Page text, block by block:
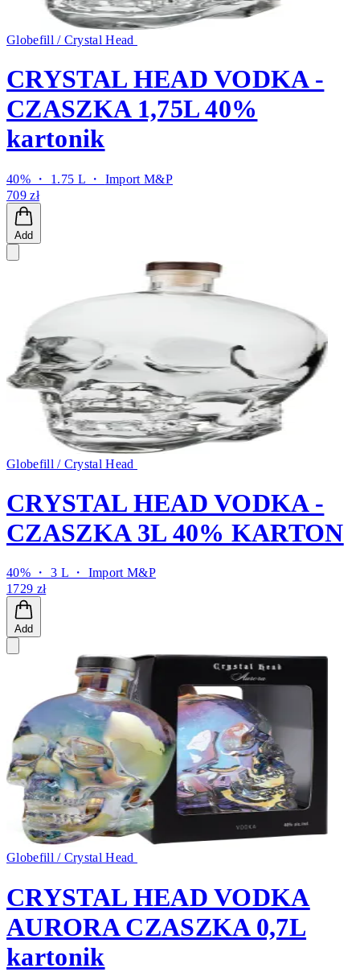
Globefill / Crystal Head
CRYSTAL HEAD VODKA -
CZASZKA 1,75L 40%
kartonik
40% ・ 1.75 L ・ Import M&P
709 zł
Add
Globefill / Crystal Head
CRYSTAL HEAD VODKA -
CZASZKA 3L 40% KARTON
40% ・ 3 L ・ Import M&P
1729 zł
Add
Globefill / Crystal Head
CRYSTAL HEAD VODKA
AURORA CZASZKA 0,7L
kartonik